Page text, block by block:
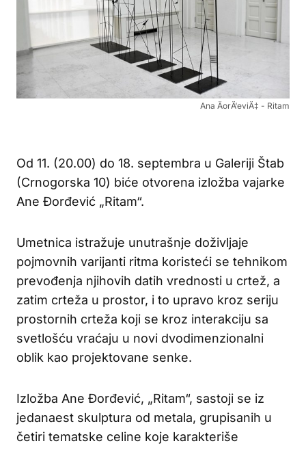
Ana ÄorÄ‘eviÄ‡ - Ritam
Od 11. (20.00) do 18. septembra u Galeriji Štab
(Crnogorska 10) biće otvorena izložba vajarke
Ane Đorđević „Ritam“.
Umetnica istražuje unutrašnje doživljaje
pojmovnih varijanti ritma koristeći se tehnikom
prevođenja njihovih datih vrednosti u crtež, a
zatim crteža u prostor, i to upravo kroz seriju
prostornih crteža koji se kroz interakciju sa
svetlošću vraćaju u novi dvodimenzionalni
oblik kao projektovane senke.
Izložba Ane Đorđević, „Ritam“, sastoji se iz
jedanaest skulptura od metala, grupisanih u
četiri tematske celine koje karakteriše